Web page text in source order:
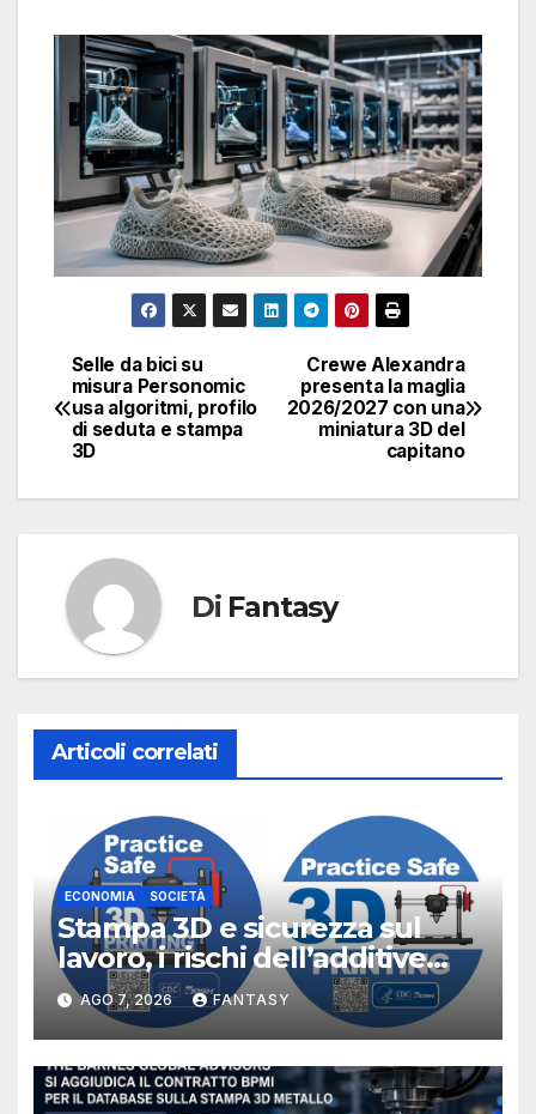
Navigazione
articoli
Crewe Alexandra
presenta la maglia
2026/2027 con una
miniatura 3D del
capitano
Selle da bici su
misura Personomic
usa algoritmi, profilo
di seduta e stampa
3D
Di Fantasy
Articoli correlati
ECONOMIA SOCIETÀ
Stampa 3D e sicurezza sul
lavoro, i rischi dell’additive
manufacturing secondo
NIOSH
AGO 7, 2026 FANTASY